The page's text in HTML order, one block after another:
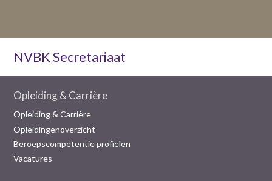
NVBK Secretariaat
Opleiding & Carrière
Opleiding & Carrière
Opleidingenoverzicht
Beroepscompetentie profielen
Vacatures